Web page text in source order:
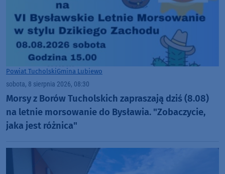
Powiat TucholskiGmina Lubiewo
sobota, 8 sierpnia 2026, 08:30
Morsy z Borów Tucholskich zapraszają dziś (8.08)
na letnie morsowanie do Bysławia. "Zobaczycie,
jaka jest różnica"